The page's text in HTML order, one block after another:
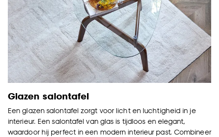
Glazen salontafel
Een glazen salontafel zorgt voor licht en luchtigheid in je
interieur. Een salontafel van glas is tijdloos en elegant,
waardoor hij perfect in een modern interieur past. Combineer